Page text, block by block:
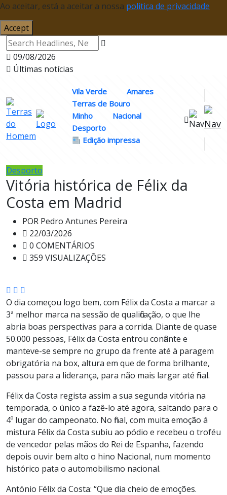
Ao aceitar, está a aceitar a nossa politica de privacidade
Accept
09/08/2026
Últimas notícias
Vila Verde
Amares
Terras de Bouro
Minho
Nacional
Desporto
Edição impressa
Desporto
Vitória histórica de Félix da
Costa em Madrid
POR Pedro Antunes Pereira
22/03/2026
0 COMENTÁRIOS
359 VISUALIZAÇÕES
O dia começou logo bem, com Félix da Costa a marcar a
3ª melhor marca na sessão de qualificação, o que lhe
abria boas perspectivas para a corrida. Diante de quase
50.000 pessoas, Félix da Costa entrou confiante e
manteve-se sempre no grupo da frente até à paragem
obrigatória na box, altura em que de forma brilhante,
passou para a liderança, para não mais largar até final.
Félix da Costa regista assim a sua segunda vitória na
temporada, o único a fazê-lo até agora, saltando para o
4º lugar do campeonato. No final, com muita emoção á
mistura Félix da Costa subiu ao pódio e recebeu o troféu
de vencedor pelas mãos do Rei de Espanha, fazendo
depois ouvir bem alto o hino Nacional, num momento
histórico pata o automobilismo nacional.
António Félix da Costa: “Que dia cheio de emoções.